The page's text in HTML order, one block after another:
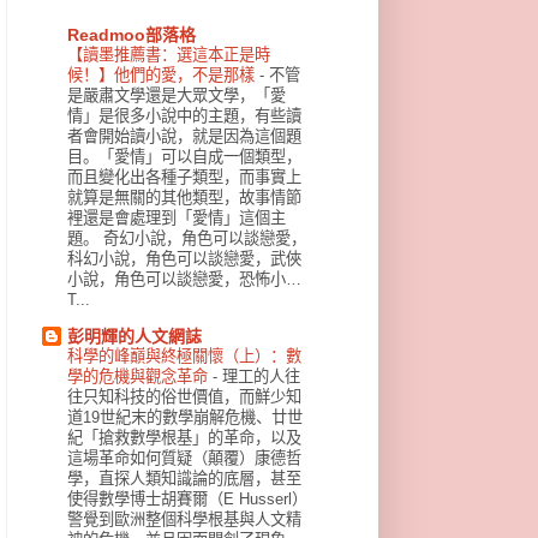
Readmoo部落格
【讀墨推薦書：選這本正是時
候！】他們的愛，不是那樣 - 不管
是嚴肅文學還是大眾文學，「愛
情」是很多小說中的主題，有些讀
者會開始讀小說，就是因為這個題
目。「愛情」可以自成一個類型，
而且變化出各種子類型，而事實上
就算是無關的其他類型，故事情節
裡還是會處理到「愛情」這個主
題。 奇幻小說，角色可以談戀愛，
科幻小說，角色可以談戀愛，武俠
小說，角色可以談戀愛，恐怖小…
T...
彭明輝的人文網誌
科學的峰巔與終極關懷（上）：數
學的危機與觀念革命 - 理工的人往
往只知科技的俗世價值，而鮮少知
道19世紀末的數學崩解危機、廿世
紀「搶救數學根基」的革命，以及
這場革命如何質疑（顛覆）康德哲
學，直探人類知識論的底層，甚至
使得數學博士胡賽爾（E Husserl）
警覺到歐洲整個科學根基與人文精